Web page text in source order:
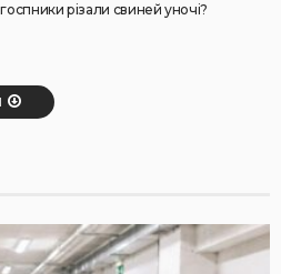
різали свиней уночі?